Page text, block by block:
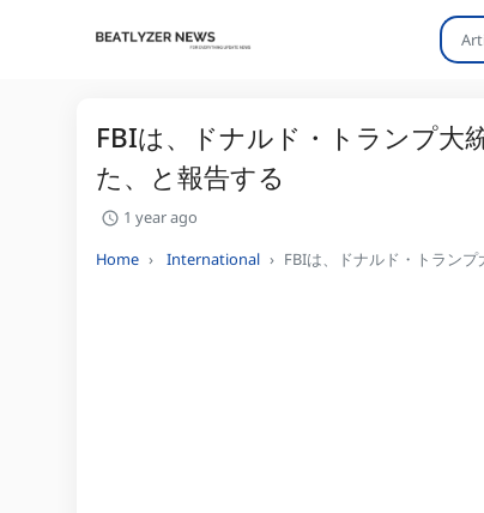
FBIは、ドナルド・トランプ大
た、と報告する
1 year ago
Home
International FBIは、ドナルド・トラン